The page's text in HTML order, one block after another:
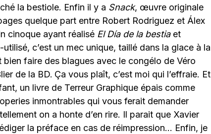
la bestiole. Enfin il y a Snack, œuvre originale
quelque part entre Robert Rodriguez et Álex
cinoque ayant réalisé El Día de la bestia et
c’est un mec unique, taillé dans la glace à la
faire des blagues avec le congélo de Véro
de la BD. Ça vous plaît, c’est moi qui l’effraie. Et
un livre de Terreur Graphique épais comme
inmontrables qui vous ferait demander
on a honte d’en rire. Il parait que Xavier
la préface en cas de réimpression… Enfin, je